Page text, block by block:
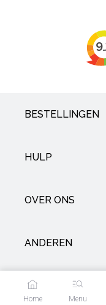
BESTELLINGEN
HULP
OVER ONS
ANDEREN
SOCIAL
Home Menu